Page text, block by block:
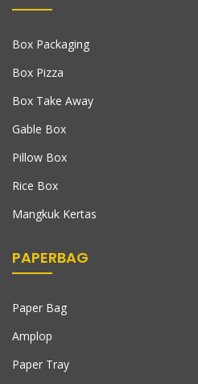
Box Packaging
Box Pizza
Box Take Away
Gable Box
Pillow Box
Rice Box
Mangkuk Kertas
PAPERBAG
Paper Bag
Amplop
Paper Tray